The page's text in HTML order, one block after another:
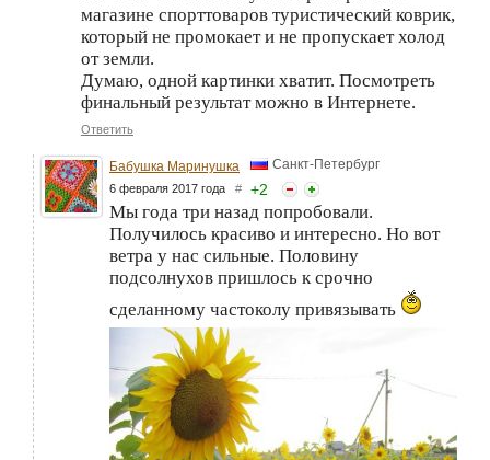
магазине спорттоваров туристический коврик,
который не промокает и не пропускает холод
от земли.
Думаю, одной картинки хватит. Посмотреть
финальный результат можно в Интернете.
Ответить
Бабушка Маринушка Санкт-Петербург
6 февраля 2017 года # +2
Мы года три назад попробовали.
Получилось красиво и интересно. Но вот
ветра у нас сильные. Половину
подсолнухов пришлось к срочно
сделанному частоколу привязывать